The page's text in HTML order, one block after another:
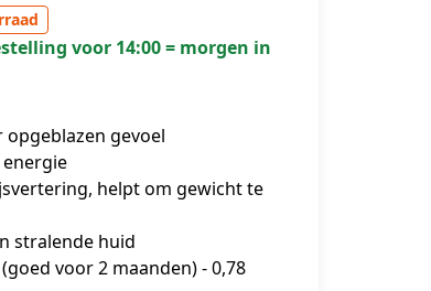
voor 14:00 = morgen in
opgeblazen gevoel
helpt om gewicht te
stralende huid
voor 2 maanden) - 0,78